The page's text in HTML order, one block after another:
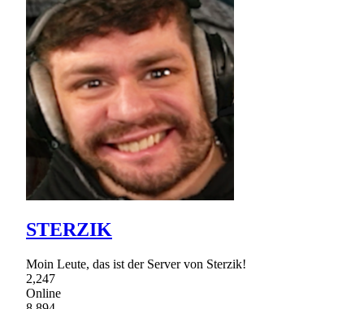
STERZIK
Moin Leute, das ist der Server von Sterzik!
2,247
Online